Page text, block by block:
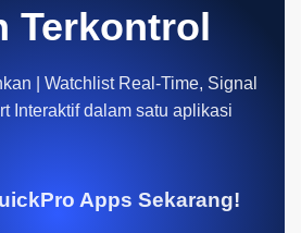
Terkontrol
| Watchlist Real-Time, Signal
Interaktif dalam satu aplikasi
Apps Sekarang!